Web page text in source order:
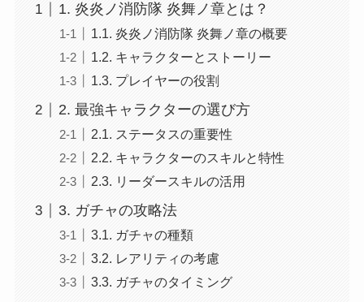
1. 炎炎ノ消防隊 炎舞ノ章とは？
1.1. 炎炎ノ消防隊 炎舞ノ章の概要
1.2. キャラクターとストーリー
1.3. プレイヤーの役割
2. 最強キャラクターの選び方
2.1. ステータスの重要性
2.2. キャラクターのスキルと特性
2.3. リーダースキルの活用
3. ガチャの攻略法
3.1. ガチャの種類
3.2. レアリティの考慮
3.3. ガチャのタイミング